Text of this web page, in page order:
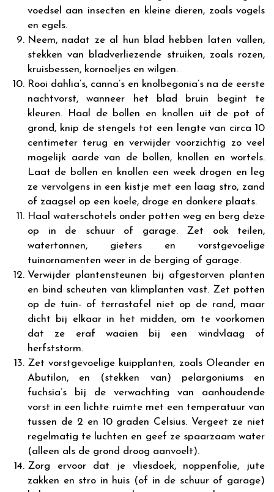
voedsel aan insecten en kleine dieren, zoals vogels
en egels.
Neem, nadat ze al hun blad hebben laten vallen,
stekken van bladverliezende struiken, zoals rozen,
kruisbessen, kornoeljes en wilgen.
Rooi dahlia’s, canna’s en knolbegonia’s na de eerste
nachtvorst, wanneer het blad bruin begint te
kleuren. Haal de bollen en knollen uit de pot of
grond, knip de stengels tot een lengte van circa 10
centimeter terug en verwijder voorzichtig zo veel
mogelijk aarde van de bollen, knollen en wortels.
Laat de bollen en knollen een week drogen en leg
ze vervolgens in een kistje met een laag stro, zand
of zaagsel op een koele, droge en donkere plaats.
Haal waterschotels onder potten weg en berg deze
op in de schuur of garage. Zet ook teilen,
watertonnen, gieters en vorstgevoelige
tuinornamenten weer in de berging of garage.
Verwijder plantensteunen bij afgestorven planten
en bind scheuten van klimplanten vast. Zet potten
op de tuin- of terrastafel niet op de rand, maar
dicht bij elkaar in het midden, om te voorkomen
dat ze eraf waaien bij een windvlaag of
herfststorm.
Zet vorstgevoelige kuipplanten, zoals Oleander en
Abutilon, en (stekken van) pelargoniums en
fuchsia’s bij de verwachting van aanhoudende
vorst in een lichte ruimte met een temperatuur van
tussen de 2 en 10 graden Celsius. Vergeet ze niet
regelmatig te luchten en geef ze spaarzaam water
(alleen als de grond droog aanvoelt).
Zorg ervoor dat je vliesdoek, noppenfolie, jute
zakken en stro in huis (of in de schuur of garage)